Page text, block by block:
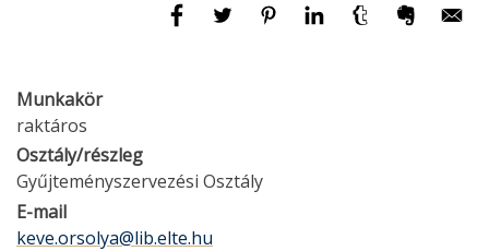
Munkakör
raktáros
Osztály/részleg
Gyűjteményszervezési Osztály
E-mail
keve.orsolya@lib.elte.hu